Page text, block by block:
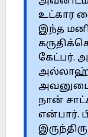
உட்கார
இந்த
கேட்பர்.
நான்
என்பார்.